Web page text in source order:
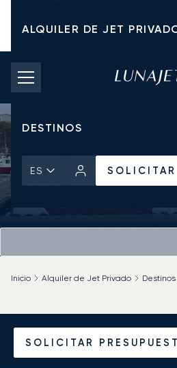
ALQUILER DE JET
TARIFAS DE CHÁRTER
JETS PRIVADOS
DESTINOS
ES SOLICITAR
SOLICITAR
Inicio Alquiler de Jet Privado Destinos
Alquile un Jet
desde o hacia